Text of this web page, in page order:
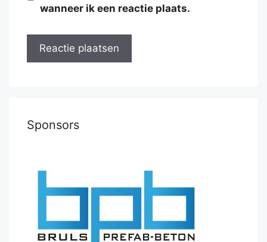
wanneer ik een reactie plaats.
Sponsors